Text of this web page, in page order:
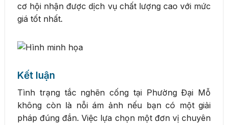
cơ hội nhận được dịch vụ chất lượng cao với mức
giá tốt nhất.
Kết luận
Tình trạng tắc nghẽn cống tại Phường Đại Mỗ
không còn là nỗi ám ảnh nếu bạn có một giải
pháp đúng đắn. Việc lựa chọn một đơn vị chuyên